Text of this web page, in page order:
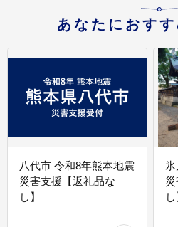
あなたにおす
八代市 令和8年熊本地震
災害支援【返礼品な
し】
し